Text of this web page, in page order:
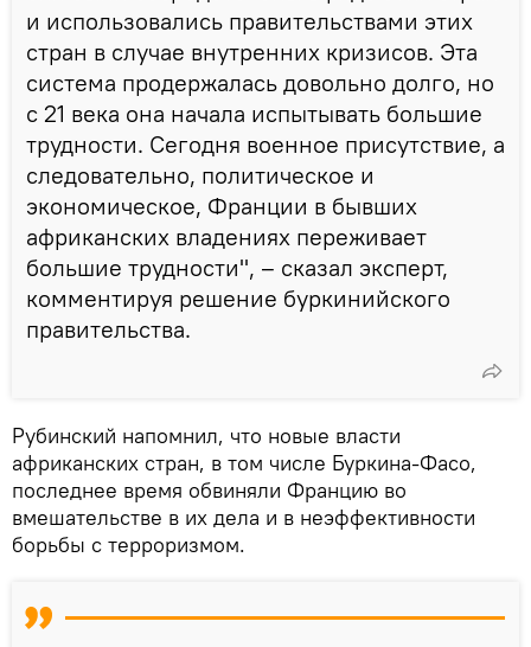
и использовались правительствами этих
стран в случае внутренних кризисов. Эта
система продержалась довольно долго, но
с 21 века она начала испытывать большие
трудности. Сегодня военное присутствие, а
следовательно, политическое и
экономическое, Франции в бывших
африканских владениях переживает
большие трудности", – сказал эксперт,
комментируя решение буркинийского
правительства.
Рубинский напомнил, что новые власти
африканских стран, в том числе Буркина-Фасо,
последнее время обвиняли Францию во
вмешательстве в их дела и в неэффективности
борьбы с терроризмом.